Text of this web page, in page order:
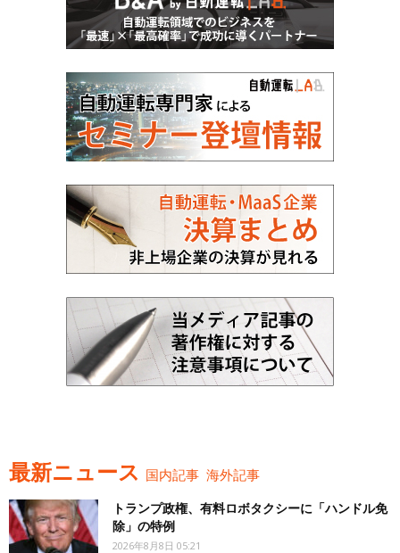
最新ニュース 国内記事 海外記事
トランプ政権、有料ロボタクシーに「ハンドル免
除」の特例
2026年8月8日 05:21